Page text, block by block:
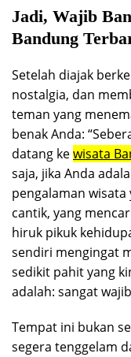
Jadi, Wajib
Bandung
Setelah diajak
nostalgia, dan
teman yang
benak Anda:
datang kewisata
saja, jika Anda
pengalaman
cantik, yang
hiruk pikuk
sendiri mengingat
sedikit pahit yang
adalah: sangat
Tempat ini bukan
segera tenggelam